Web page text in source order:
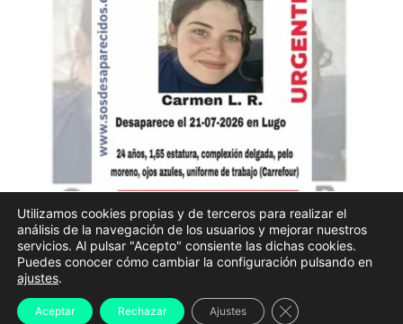
La Policía Nacional mantiene activo el dispositivo
para localizar aCarmen L. R., la joven de 24 años
desaparecida desde el pasado 21 de julio en Lugo
con un operativo que sigue centrado en el entorno del
Utilizamos cookies propias y de terceros para realizar el
análisis de la navegación de los usuarios y mejorar nuestros
servicios. Al pulsar "Acepto" consiente las dichas cookies.
Puedes conocer cómo cambiar la configuración pulsando en
ajustes.
Aceptar Rechazar Ajustes Cerrar el banner de